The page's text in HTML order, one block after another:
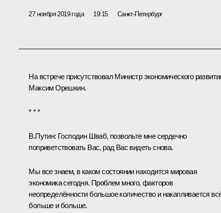
27 ноября 2019 года 19:15 Санкт-Петербург
На встрече присутствовал Министр экономического
Максим Орешкин.
* * *
В.Путин: Господин Шваб, позвольте мне сердечно
поприветствовать Вас, рад Вас видеть снова.
Мы все знаем, в каком состоянии находится мировая
экономика сегодня. Проблем много, факторов
неопределённости большое количество и накапливается
больше и больше.